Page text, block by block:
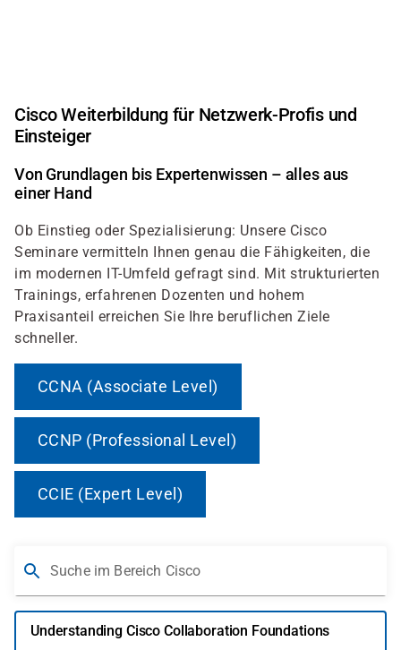
Cisco Weiterbildung für Netzwerk-Profis und
Einsteiger
Von Grundlagen bis Expertenwissen – alles aus
einer Hand
Ob Einstieg oder Spezialisierung: Unsere Cisco
Seminare vermitteln Ihnen genau die Fähigkeiten, die
im modernen IT-Umfeld gefragt sind. Mit strukturierten
Trainings, erfahrenen Dozenten und hohem
Praxisanteil erreichen Sie Ihre beruflichen Ziele
schneller.
CCNA (Associate Level)
CCNP (Professional Level)
CCIE (Expert Level)
Suche im Bereich Cisco
Understanding Cisco Collaboration Foundations